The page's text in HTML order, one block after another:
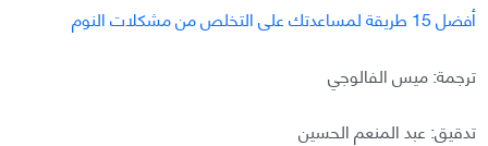
أفضل 15 طريقة لمساعدتك على التخلص من مشكلات النوم
ترجمة: ميس الفالوجي
تدقيق: عبد المنعم الحسين